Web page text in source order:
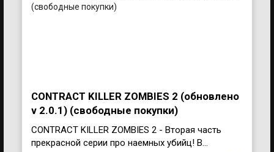
CONTRACT KILLER ZOMBIES 2 (обновлено
v 2.0.1) (свободные покупки)
CONTRACT KILLER ZOMBIES 2 - Вторая часть
прекрасной серии про наемных убийц! В...